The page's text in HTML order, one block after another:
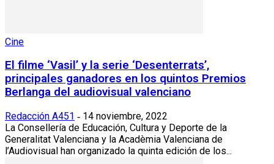
Cine
El filme ‘Vasil’ y la serie ‘Desenterrats’,
principales ganadores en los quintos Premios
Berlanga del audiovisual valenciano
Redacción A451 - 14 noviembre, 2022
La Consellería de Educación, Cultura y Deporte de la
Generalitat Valenciana y la Acadèmia Valenciana de
l’Audiovisual han organizado la quinta edición de los...